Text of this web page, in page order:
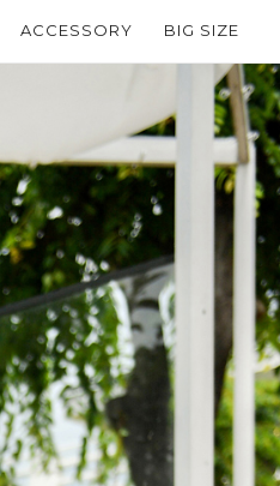
ACCESSORY BIG SIZE